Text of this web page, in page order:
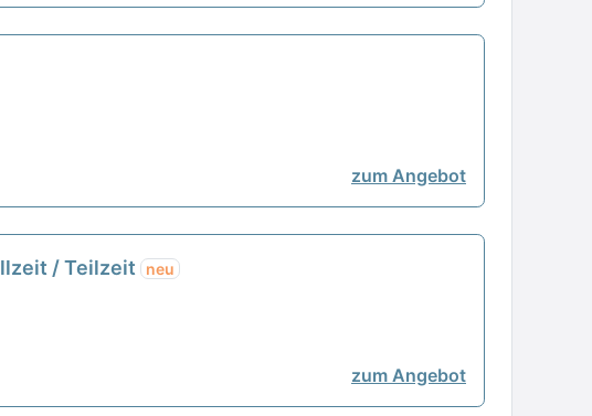
zum Angebot
/ Teilzeit neu
zum Angebot